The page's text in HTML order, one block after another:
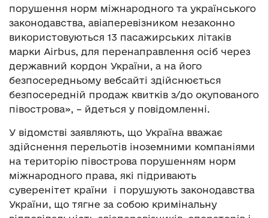
порушення норм міжнародного та українського
законодавства, авіаперевізником незаконно
використовуються 13 пасажирських літаків
марки Airbus, для перенаправлення осіб через
державний кордон України, а на його
безпосередньому вебсайті здійснюється
безпосередній продаж квитків з/до окупованого
півострова», – йдеться у повідомленні.
У відомстві заявляють, що Україна вважає
здійснення перельотів іноземними компаніями
на територію півострова порушенням норм
міжнародного права, які підривають
суверенітет країни і порушують законодавства
України, що тягне за собою кримінальну